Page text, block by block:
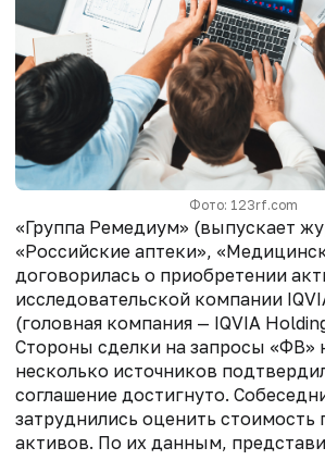
Фото: 123rf.com
«Группа Ремедиум» (выпускает
«Российские аптеки»,
договорилась о приобретении
исследовательской компании
(головная компания — IQVIA
Стороны сделки на запросы «ФВ»
несколько источников
соглашение достигнуто.
затруднились оценить стоимость
активов. По их данным,